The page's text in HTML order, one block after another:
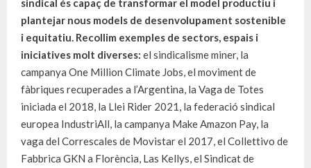
plantejar nous models de desenvolupament sostenible
i equitatiu. Recollim exemples de sectors, espais i
iniciatives molt diverses: el sindicalisme miner, la
campanya One Million Climate Jobs, el moviment de
fàbriques recuperades a l’Argentina, la Vaga de Totes
iniciada el 2018, la Llei Rider 2021, la federació sindical
europea IndustriAll, la campanya Make Amazon Pay, la
vaga del Correscales de Movistar el 2017, el Collettivo de
Fabbrica GKN a Florència, Las Kellys, el Sindicat de